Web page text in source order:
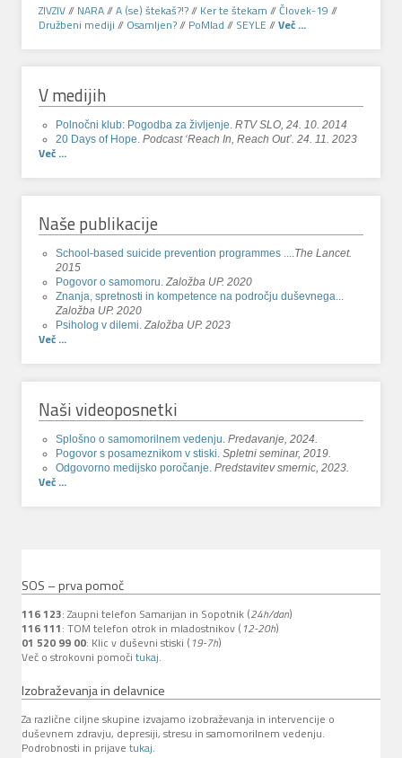
ZIVZIV// NARA//A (se) štekaš?!?// Ker te štekam //Človek-19 //
Družbeni mediji // Osamljen?// PoMlad // SEYLE //Več ...
V medijih
Polnočni klub: Pogodba za življenje RTV SLO, 24. 10. 2014
20 Days of Hope Podcast ‘Reach In, Reach Out’. 24. 11. 2023
Več ...
Naše publikacije
School-based suicide prevention programmes ...
The Lancet.
2015
Pogovor o samomoru.Založba UP. 2020
Znanja, spretnosti in kompetence na področju duševnega...
Založba UP. 2020
Psiholog v dilemi. Založba UP. 2023
Več ...
Naši videoposnetki
Splošno o samomorilnem vedenju. Predavanje, 2024.
Pogovor s posameznikom v stiski. Spletni seminar, 2019.
Odgovorno medijsko poročanje. Predstavitev smernic, 2023.
Več ...
SOS – prva pomoč
116 123: Zaupni telefon Samarijan in Sopotnik (24h/dan)
116 111: TOM telefon otrok in mladostnikov ( 12-20h)
01 520 99 00: Klic v duševni stiski ( 19-7h)
Več o strokovni pomoči tukaj.
Izobraževanja in delavnice
Za različne ciljne skupine izvajamo izobraževanja in intervencije o
duševnem zdravju, depresiji, stresu in samomorilnem vedenju.
Podrobnosti in prijave tukaj.